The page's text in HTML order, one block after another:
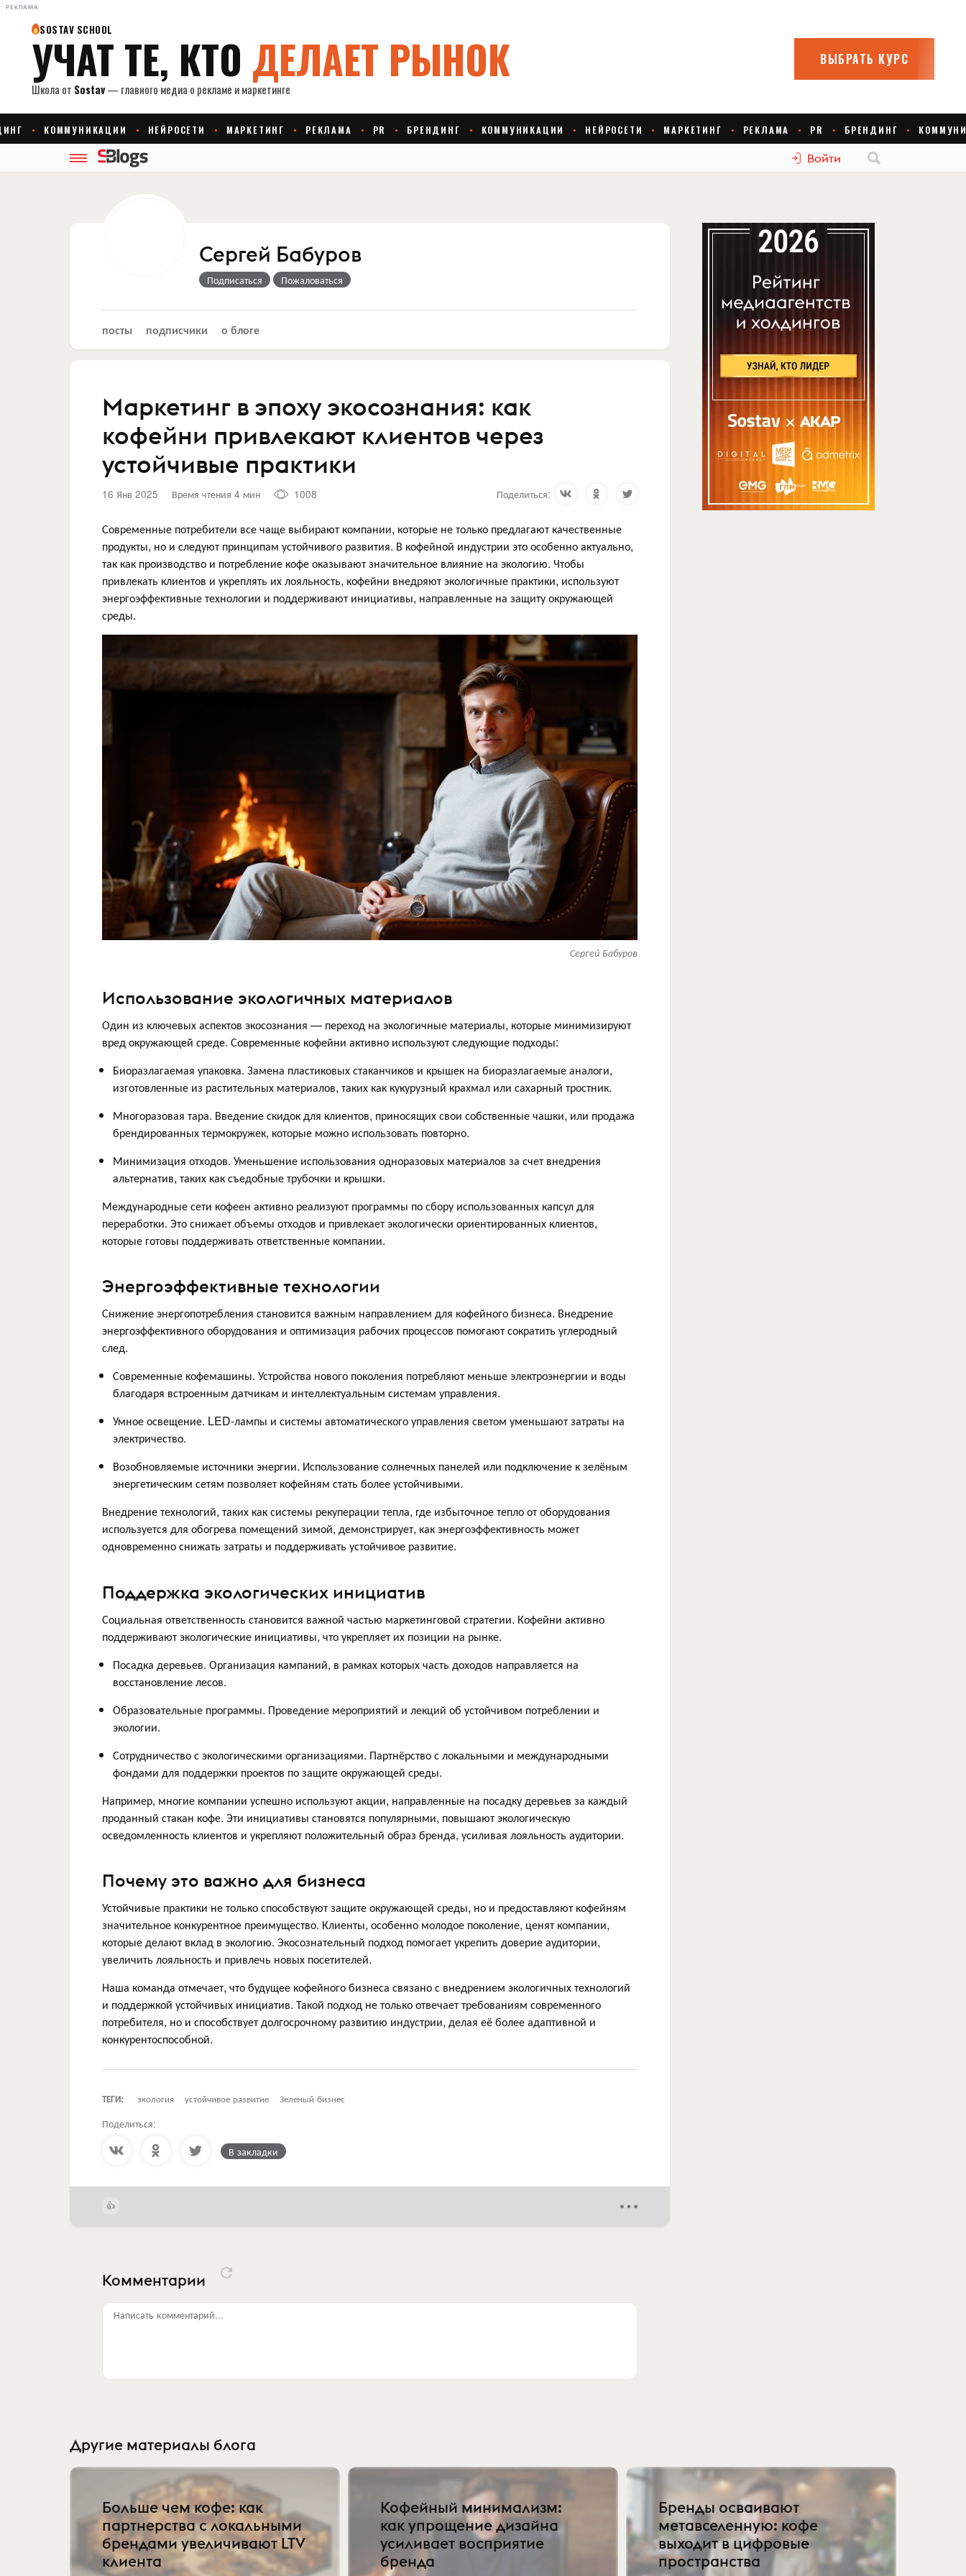
РЕКЛАМА
Войти
Сергей Бабуров
Подписаться Пожаловаться
посты подписчики о блоге
Маркетинг в эпоху экосознания: как
кофейни привлекают клиентов через
устойчивые практики
16 Янв 2025 Время чтения 4 мин 1008 Поделиться:
Современные потребители все чаще выбирают компании, которые не только предлагают качественные
продукты, но и следуют принципам устойчивого развития. В кофейной индустрии это особенно актуально,
так как производство и потребление кофе оказывают значительное влияние на экологию. Чтобы
привлекать клиентов и укреплять их лояльность, кофейни внедряют экологичные практики, используют
энергоэффективные технологии и поддерживают инициативы, направленные на защиту окружающей
среды.
Сергей Бабуров
Использование экологичных материалов
Один из ключевых аспектов экосознания — переход на экологичные материалы, которые минимизируют
вред окружающей среде. Современные кофейни активно используют следующие подходы:
Биоразлагаемая упаковка. Замена пластиковых стаканчиков и крышек на биоразлагаемые аналоги,
изготовленные из растительных материалов, таких как кукурузный крахмал или сахарный тростник.
Многоразовая тара. Введение скидок для клиентов, приносящих свои собственные чашки, или продажа
брендированных термокружек, которые можно использовать повторно.
Минимизация отходов. Уменьшение использования одноразовых материалов за счет внедрения
альтернатив, таких как съедобные трубочки и крышки.
Международные сети кофеен активно реализуют программы по сбору использованных капсул для
переработки. Это снижает объемы отходов и привлекает экологически ориентированных клиентов,
которые готовы поддерживать ответственные компании.
Энергоэффективные технологии
Снижение энергопотребления становится важным направлением для кофейного бизнеса. Внедрение
энергоэффективного оборудования и оптимизация рабочих процессов помогают сократить углеродный
след.
Современные кофемашины. Устройства нового поколения потребляют меньше электроэнергии и воды
благодаря встроенным датчикам и интеллектуальным системам управления.
Умное освещение. LED-лампы и системы автоматического управления светом уменьшают затраты на
электричество.
Возобновляемые источники энергии. Использование солнечных панелей или подключение к зелёным
энергетическим сетям позволяет кофейням стать более устойчивыми.
Внедрение технологий, таких как системы рекуперации тепла, где избыточное тепло от оборудования
используется для обогрева помещений зимой, демонстрирует, как энергоэффективность может
одновременно снижать затраты и поддерживать устойчивое развитие.
Поддержка экологических инициатив
Социальная ответственность становится важной частью маркетинговой стратегии. Кофейни активно
поддерживают экологические инициативы, что укрепляет их позиции на рынке.
Посадка деревьев. Организация кампаний, в рамках которых часть доходов направляется на
восстановление лесов.
Образовательные программы. Проведение мероприятий и лекций об устойчивом потреблении и
экологии.
Сотрудничество с экологическими организациями. Партнёрство с локальными и международными
фондами для поддержки проектов по защите окружающей среды.
Например, многие компании успешно используют акции, направленные на посадку деревьев за каждый
проданный стакан кофе. Эти инициативы становятся популярными, повышают экологическую
осведомленность клиентов и укрепляют положительный образ бренда, усиливая лояльность аудитории.
Почему это важно для бизнеса
Устойчивые практики не только способствуют защите окружающей среды, но и предоставляют кофейням
значительное конкурентное преимущество. Клиенты, особенно молодое поколение, ценят компании,
которые делают вклад в экологию. Экосознательный подход помогает укрепить доверие аудитории,
увеличить лояльность и привлечь новых посетителей.
Наша команда отмечает, что будущее кофейного бизнеса связано с внедрением экологичных технологий
и поддержкой устойчивых инициатив. Такой подход не только отвечает требованиям современного
потребителя, но и способствует долгосрочному развитию индустрии, делая её более адаптивной и
конкурентоспособной.
ТЕГИ: экология устойчивое развитие Зеленый бизнес
Поделиться:
В закладки
Комментарии
Написать комментарий...
Другие материалы блога
Больше чем кофе: как
партнерства с локальными
брендами увеличивают LTV
клиента
Кофейный минимализм:
как упрощение дизайна
усиливает восприятие
бренда
Бренды осваивают
метавселенную: кофе
выходит в цифровые
пространства